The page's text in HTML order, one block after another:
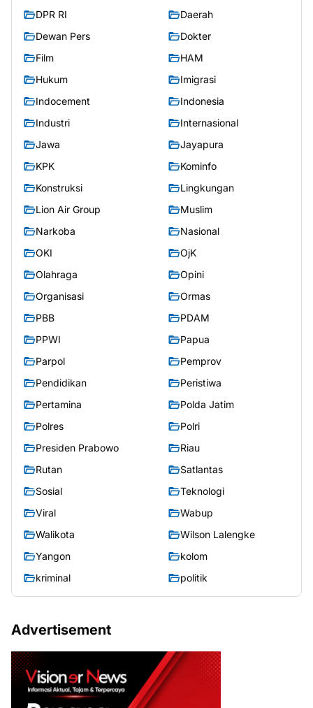
DPR RI
Daerah
Dewan Pers
Dokter
Film
HAM
Hukum
Imigrasi
Indocement
Indonesia
Industri
Internasional
Jawa
Jayapura
KPK
Kominfo
Konstruksi
Lingkungan
Lion Air Group
Muslim
Narkoba
Nasional
OKI
OjK
Olahraga
Opini
Organisasi
Ormas
PBB
PDAM
PPWI
Papua
Parpol
Pemprov
Pendidikan
Peristiwa
Pertamina
Polda Jatim
Polres
Polri
Presiden Prabowo
Riau
Rutan
Satlantas
Sosial
Teknologi
Viral
Wabup
Walikota
Wilson Lalengke
Yangon
kolom
kriminal
politik
Advertisement